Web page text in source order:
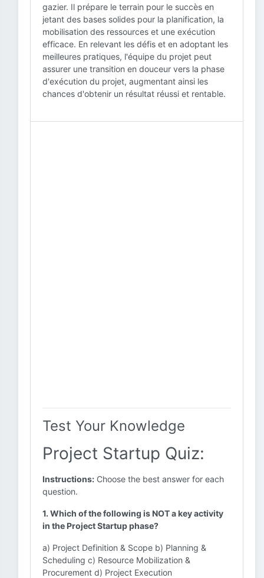
gazier. Il prépare le terrain pour le succès en
jetant des bases solides pour la planification, la
mobilisation des ressources et une exécution
efficace. En relevant les défis et en adoptant les
meilleures pratiques, l'équipe du projet peut
assurer une transition en douceur vers la phase
d'exécution du projet, augmentant ainsi les
chances d'obtenir un résultat réussi et rentable.
Test Your Knowledge
Project Startup Quiz:
Instructions: Choose the best answer for each
question.
1. Which of the following is NOT a key activity
in the Project Startup phase?
a) Project Definition & Scope b) Planning &
Scheduling c) Resource Mobilization &
Procurement d) Project Execution